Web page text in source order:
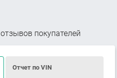
отзывов покупателей
Отчет по VIN